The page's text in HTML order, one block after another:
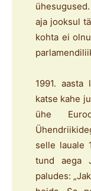
aja jooksul
kohta ei
1991.
katse kahe
ühe
selle lauale
tund aega
paludes: